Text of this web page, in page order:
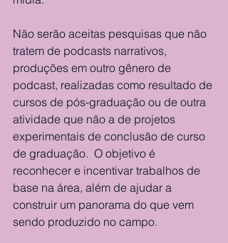
Não serão aceitas pesquisas que não
tratem de podcasts narrativos,
produções em outro gênero de
podcast, realizadas como resultado de
cursos de pós-graduação ou de outra
atividade que não a de projetos
experimentais de conclusão de curso
de graduação.  O objetivo é
reconhecer e incentivar trabalhos de
base na área, além de ajudar a
construir um panorama do que vem
sendo produzido no campo.